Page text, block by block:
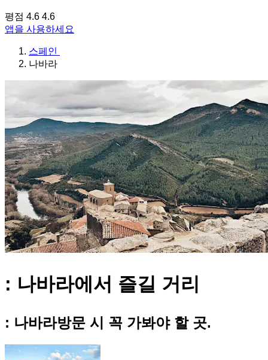
평점 4.6 4.6
앱을 사용하세요
스페인
나바라
: 나바라에서 즐길 거리
: 나바라방문 시 꼭 가봐야 할 곳.